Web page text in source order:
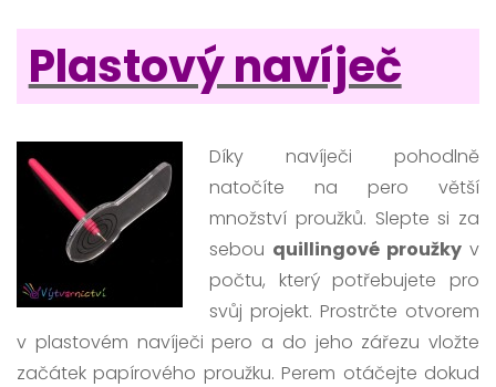
Plastový navíječ
Díky navíječi pohodlně
natočíte na pero větší
množství proužků. Slepte si za
sebou quillingové proužky v
počtu, který potřebujete pro
svůj projekt. Prostrčte otvorem
v plastovém navíječi pero a do jeho zářezu vložte
začátek papírového proužku. Perem otáčejte dokud